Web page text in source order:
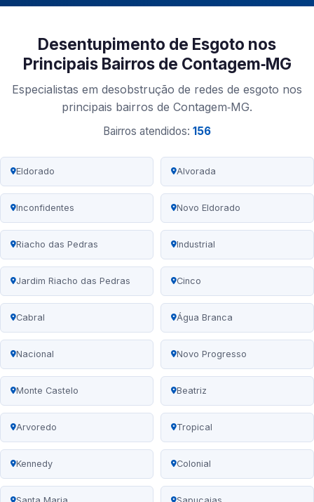
Desentupimento de Esgoto nos
Principais Bairros de Contagem‑MG
Especialistas em desobstrução de redes de esgoto nos
principais bairros de Contagem‑MG.
Bairros atendidos: 156
Eldorado Alvorada
Inconfidentes Novo Eldorado
Riacho das Pedras Industrial
Jardim Riacho das Pedras Cinco
Cabral Água Branca
Nacional Novo Progresso
Monte Castelo Beatriz
Arvoredo Tropical
Kennedy Colonial